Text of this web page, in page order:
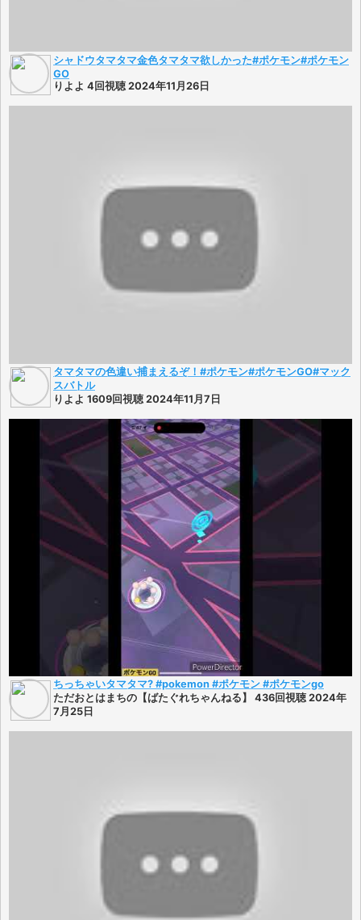
シャドウタマタマ金色タマタマ欲しかった#ポケモン#ポケモン
GO
りよよ 4回視聴 2024年11月26日
タマタマの色違い捕まえるぞ！#ポケモン#ポケモンGO#マック
スバトル
りよよ 1609回視聴 2024年11月7日
ちっちゃいタマタマ? #pokemon #ポケモン #ポケモンgo
ただおとはまちの【ばたぐれちゃんねる】 436回視聴 2024年
7月25日